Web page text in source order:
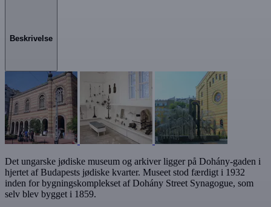
Beskrivelse
Det ungarske jødiske museum og arkiver ligger på Dohány-gaden i
hjertet af Budapests jødiske kvarter. Museet stod færdigt i 1932
inden for bygningskomplekset af Dohány Street Synagogue, som
selv blev bygget i 1859.